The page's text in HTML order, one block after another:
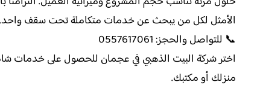
الأمثل لكل من يبحث عن خدمات متكاملة تحت سقف واحد.
📞 للتواصل والحجز: 0557617061
اختر شركة البيت الذهبي في عجمان للحصول على خدمات
منزلك أو مكتبك.